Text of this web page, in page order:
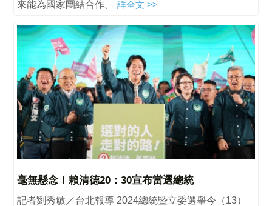
來能為國家團結合作。
詳全文 >>
毫無懸念！賴清德20：30宣布當選總統
記者劉秀敏／台北報導 2024總統暨立委選舉今（13）